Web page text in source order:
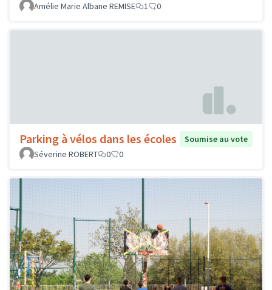
Amélie Marie Albane REMISE
1 0
Parking à vélos dans les écoles
Soumise au vote
Séverine ROBERT
0 0